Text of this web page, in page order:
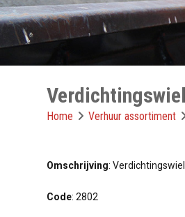
Home Verhuur assortiment
Omschrijving:
Code: 2802